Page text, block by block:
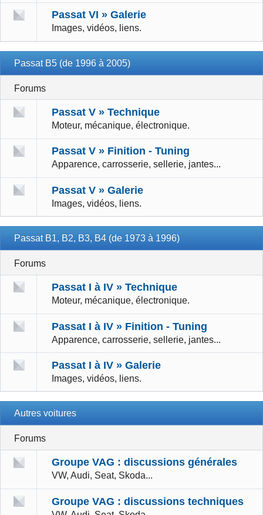
Passat VI » Galerie
Images, vidéos, liens.
Passat B5 (de 1996 à 2005)
Forums
Passat V » Technique
Moteur, mécanique, électronique.
Passat V » Finition - Tuning
Apparence, carrosserie, sellerie, jantes...
Passat V » Galerie
Images, vidéos, liens.
Passat B1, B2, B3, B4 (de 1973 à 1996)
Forums
Passat I à IV » Technique
Moteur, mécanique, électronique.
Passat I à IV » Finition - Tuning
Apparence, carrosserie, sellerie, jantes...
Passat I à IV » Galerie
Images, vidéos, liens.
Autres voitures
Forums
Groupe VAG : discussions générales
VW, Audi, Seat, Skoda...
Groupe VAG : discussions techniques